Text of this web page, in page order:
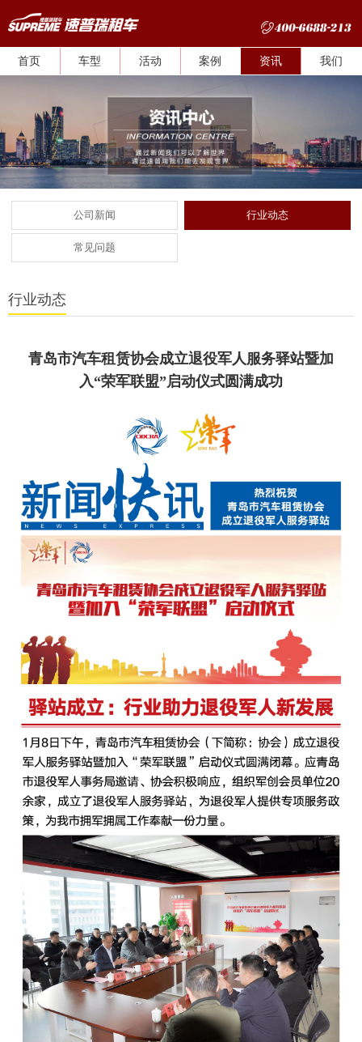
首页 车型 活动 案例 资讯 我们
公司新闻 行业动态
常见问题
行业动态
青岛市汽车租赁协会成立退役军人服务驿站暨加
入“荣军联盟”启动仪式圆满成功